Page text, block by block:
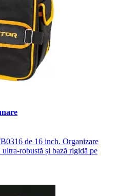
de 16 inch. Organizare
robustă și bază rigidă pe